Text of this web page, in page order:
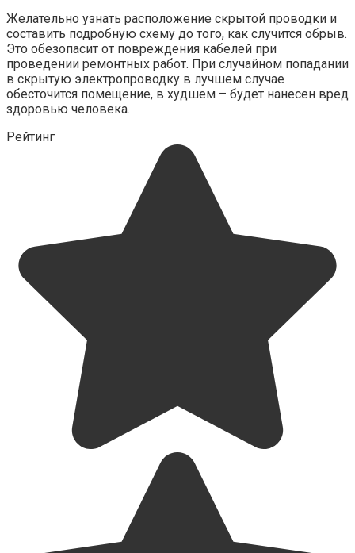
Желательно узнать расположение скрытой проводки и
составить подробную схему до того, как случится обрыв.
Это обезопасит от повреждения кабелей при
проведении ремонтных работ. При случайном попадании
в скрытую электропроводку в лучшем случае
обесточится помещение, в худшем – будет нанесен вред
здоровью человека.
Рейтинг